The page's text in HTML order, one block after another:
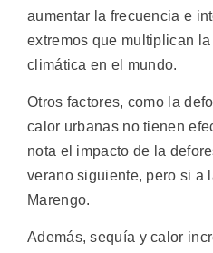
aumentar la frecuencia e
extremos que multiplican
climática en el mundo.
Otros factores, como la
calor urbanas no tienen
nota el impacto de la
verano siguiente, pero si a
Marengo.
Además, sequía y calor